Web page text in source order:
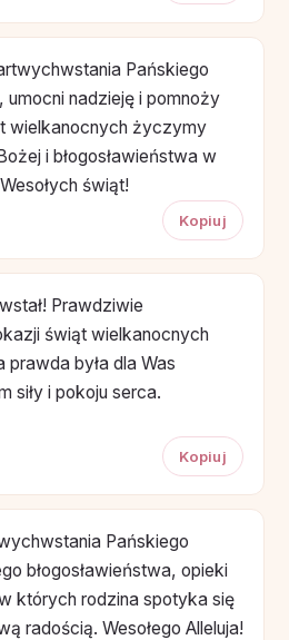
Pańskiego
nadzieję i pomnoży
wielkanocnych życzymy
i błogosławieństwa w
świąt!
Kopiuj
Prawdziwie
świąt wielkanocnych
była dla Was
siły i pokoju serca.
Kopiuj
Pańskiego
błogosławieństwa, opieki
których rodzina spotyka się
radością. Wesołego Alleluja!